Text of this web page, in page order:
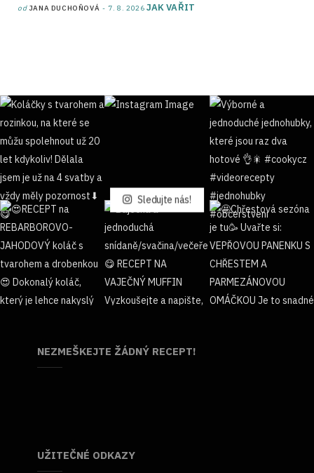
od JANA DUCHOŇOVÁ 7. 8. 2026 JAK VAŘIT
Sledujte nás!
NEZMEŠKEJTE ŽÁDNÝ RECEPT!
UŽITEČNÉ ODKAZY